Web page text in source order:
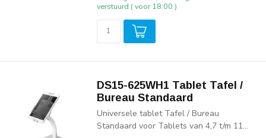
verstuurd ( voor 18:00 )
DS15-625WH1 Tablet Tafel /
Bureau Standaard
Universele tablet Tafel / Bureau
Standaard voor Tablets van 4,7 t/m 11...